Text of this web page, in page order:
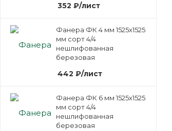
352 ₽/лист
Фанера ФК 4 мм 1525х1525
мм сорт 4/4
нешлифованная
березовая
442 ₽/лист
Фанера ФК 6 мм 1525х1525
мм сорт 4/4
нешлифованная
березовая